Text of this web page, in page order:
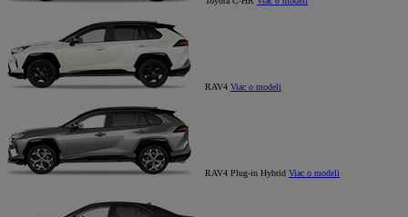
RAV4 Viac o modeli
RAV4 Plug-in Hybrid Viac o modeli